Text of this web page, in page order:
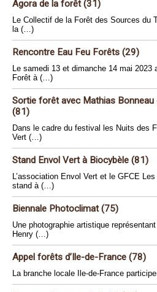
Agora de la forêt (31)
Le Collectif de la Forêt des Sources du
la (…)
Rencontre Eau Feu Forêts (29)
Le samedi 13 et dimanche 14 mai 2023
Forêt à (…)
Sortie forêt avec Mathias Bonneau
(81)
Dans le cadre du festival les Nuits des
Vert (…)
Stand Envol Vert à Biocybèle (81)
L’association Envol Vert et le GFCE
stand à (…)
Biennale Photoclimat (75)
Une photographie artistique
Henry (…)
Appel forêts d’Ile-de-France (78)
La branche locale Ile-de-France